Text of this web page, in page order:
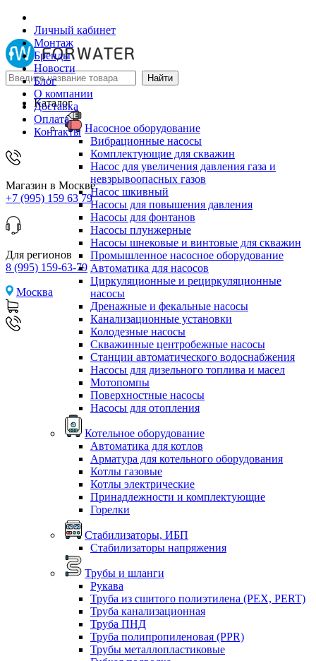
Личный кабинет
Монтаж
Бренды
Новости
Блог
О компании
Доставка
Оплата
Контакты
Магазин в Москве
+7 (995) 159 63 79
Для регионов
8 (995) 159-63-79
Москва
Каталог
Насосное оборудование
Вибрационные насосы
Комплектующие для скважин
Насос для увеличения давления газа и
невзрывоопасных газов
Насос шкивный
Насосы для повышения давления
Насосы для фонтанов
Насосы плунжерные
Насосы шнековые и винтовые для скважин
Промышленное насосное оборудование
Автоматика для насосов
Циркуляционные и рециркуляционные
насосы
Дренажные и фекальные насосы
Канализационные установки
Колодезные насосы
Скважинные центробежные насосы
Станции автоматического водоснабжения
Насосы для дизельного топлива и масел
Мотопомпы
Поверхностные насосы
Насосы для отопления
Котельное оборудование
Автоматика для котлов
Арматура для котельного оборудования
Котлы газовые
Котлы электрические
Принадлежности и комплектующие
Горелки
Стабилизаторы, ИБП
Стабилизаторы напряжения
Трубы и шланги
Рукава
Труба из сшитого полиэтилена (PEX, PERT)
Труба канализационная
Труба ПНД
Труба полипропиленовая (PPR)
Трубы металлопластиковые